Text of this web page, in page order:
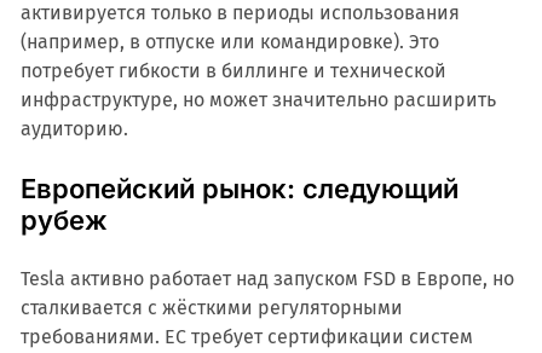
активируется только в периоды использования
(например, в отпуске или командировке). Это
потребует гибкости в биллинге и технической
инфраструктуре, но может значительно расширить
аудиторию.
Европейский рынок: следующий
рубеж
Tesla активно работает над запуском FSD в Европе, но
сталкивается с жёсткими регуляторными
требованиями. ЕС требует сертификации систем